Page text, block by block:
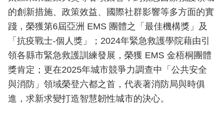
榜
聯
絡
資
訊
相
關
的創新措施、政策效益、國際社群影響等多方面的實
踐，榮獲第6屆亞洲 EMS 團體之「最佳機構獎」及
「抗疫戰士-個人獎」；2024年緊急救護學院藉由引
領各縣市緊急救護訓練發展，榮獲 EMS 金梧桐團體
獎肯定；更在2025年城市競爭力調查中「公共安全
與消防」領域榮登六都之首，代表著消防局與時俱
進，求新求變打造智慧韌性城市的決心。